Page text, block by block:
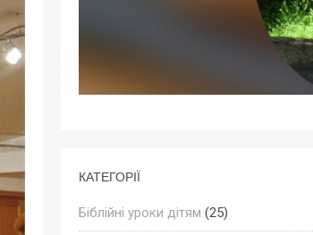
КАТЕГОРІЇ
Біблійні уроки дітям (25)